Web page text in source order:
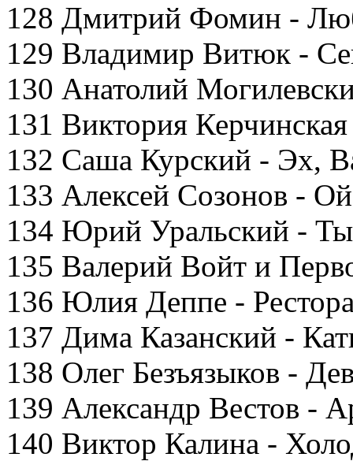
128 Дмитрий Фомин -
129 Владимир Витюк -
130 Анатолий
131 Виктория
132 Саша Курский - Эх,
133 Алексей Созонов -
134 Юрий Уральский - Ты
135 Валерий Войт и
136 Юлия Деппе -
137 Дима Казанский -
138 Олег Безъязыков -
139 Александр Вестов -
140 Виктор Калина -